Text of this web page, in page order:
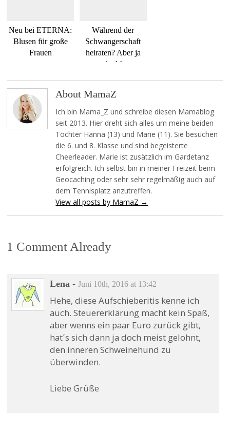
Neu bei ETERNA:
Blusen für große
Frauen
Während der
Schwangerschaft
heiraten? Aber ja
doch!
About MamaZ
Ich bin Mama_Z und schreibe diesen Mamablog
seit 2013. Hier dreht sich alles um meine beiden
Töchter Hanna (13) und Marie (11). Sie besuchen
die 6. und 8. Klasse und sind begeisterte
Cheerleader. Marie ist zusätzlich im Gardetanz
erfolgreich. Ich selbst bin in meiner Freizeit beim
Geocaching oder sehr sehr regelmäßig auch auf
dem Tennisplatz anzutreffen.
View all posts by MamaZ →
1 Comment Already
Lena - Juni 10th, 2016 at 13:42
Hehe, diese Aufschieberitis kenne ich
auch. Steuererklärung macht kein Spaß,
aber wenns ein paar Euro zurück gibt,
hat´s sich dann ja doch meist gelohnt,
den inneren Schweinehund zu
überwinden.
Liebe Grüße